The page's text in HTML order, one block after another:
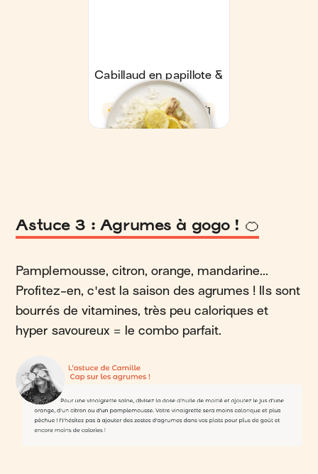
Astuce 3 : Agrumes à gogo ! 🍊
Pamplemousse, citron, orange, mandarine...
Profitez-en, c'est la saison des agrumes ! Ils sont
bourrés de vitamines, très peu caloriques et
hyper savoureux = le combo parfait.